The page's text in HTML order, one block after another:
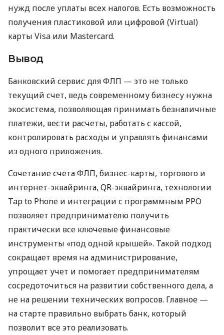
нужд после уплаты всех налогов. Есть возможность
получения пластиковой или цифровой (Virtual)
карты Visa или Mastercard.
Вывод
Банковский сервис для ФЛП — это не только
текущий счет, ведь современному бизнесу нужна
экосистема, позволяющая принимать безналичные
платежи, вести расчеты, работать с кассой,
контролировать расходы и управлять финансами
из одного приложения.
Сочетание счета ФЛП, бизнес-карты, торгового и
интернет-эквайринга, QR-эквайринга, технологии
Tap to Phone и интеграции с программным РРО
позволяет предпринимателю получить
практически все ключевые финансовые
инструменты «под одной крышей». Такой подход
сокращает время на администрирование,
упрощает учет и помогает предпринимателям
сосредоточиться на развитии собственного дела, а
не на решении технических вопросов. Главное —
на старте правильно выбрать банк, который
позволит все это реализовать.